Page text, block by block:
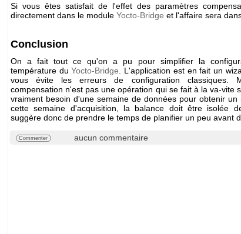
Si vous êtes satisfait de l'effet des paramètres
directement dans le module Yocto-Bridge et l'affaire sera
Conclusion
On a fait tout ce qu'on a pu pour simplifier la
température duYocto-Bridge . L'application est en fait un
vous évite les erreurs de configuration classiques.
compensation n'est pas une opération qui se fait à la va-vite
vraiment besoin d'une semaine de données pour obtenir
cette semaine d'acquisition, la balance doit être isolée
suggère donc de prendre le temps de planifier un peu avant
Commenter aucun commentaire